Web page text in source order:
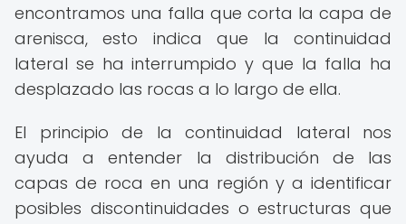
encontramos una falla que corta la capa de
arenisca, esto indica que la continuidad
lateral se ha interrumpido y que la falla ha
desplazado las rocas a lo largo de ella.
El principio de la continuidad lateral nos
ayuda a entender la distribución de las
capas de roca en una región y a identificar
posibles discontinuidades o estructuras que